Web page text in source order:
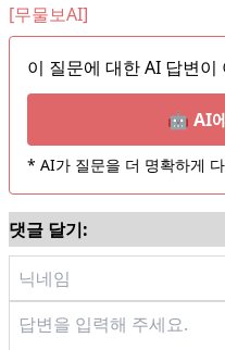
[무물보AI]
이 질문에 대한 AI 답변이
🤖 AI
* AI가 질문을 더 명확하게
댓글 달기: